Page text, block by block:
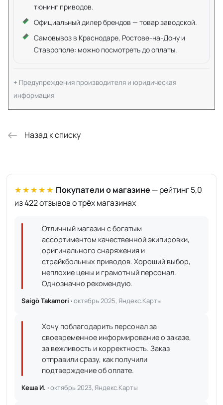
тюнинг приводов.
Официальный дилер брендов — товар заводской.
Самовывоз в Краснодаре, Ростове-на-Дону и
Ставрополе: можно посмотреть до оплаты.
Предупреждения производителя и юридическая
информация
Назад к списку
★★★★★ Покупатели о магазине — рейтинг 5,0
из 422 отзывов о трёх магазинах
Отличный магазин с богатым
ассортиментом качественной экипировки,
оригинального снаряжения и
страйкбольных приводов. Хороший выбор,
неплохие цены и грамотный персонал.
Однозначно рекомендую.
Saigō Takamori ·октябрь 2025, Яндекс.Карты
Хочу поблагодарить персонал за
своевременное информирование о заказе,
за вежливость и корректность. Заказ
отправили сразу, как получили
подтверждение об оплате.
Кеша И. ·октябрь 2023, Яндекс.Карты